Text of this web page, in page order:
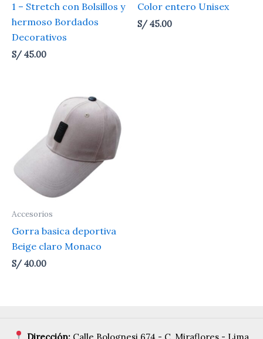
1 – Stretch con Bolsillos y
hermoso Bordados
Decorativos
S/45.00
Color entero Unisex
S/45.00
Accesorios
Gorra basica deportiva
Beige claro Monaco
S/40.00